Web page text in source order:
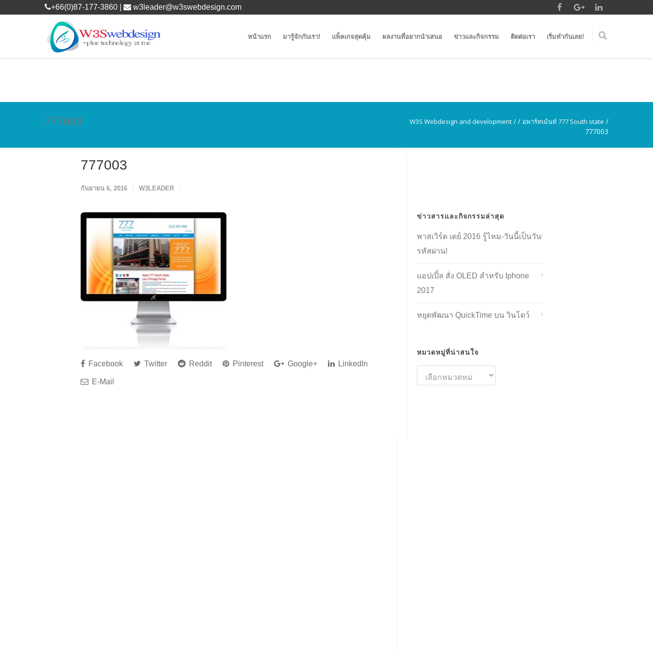
+66(0)87-177-3860 | w3leader@w3swebdesign.com
หน้าแรก มารู้จักกับเรา! แพ็คเกจสุดคุ้ม ผลงานที่อยากนำเสนอ ข่าวและกิจกรรม ติดต่อเรา เริ่มทำกันเลย!
777003 W3S Webdesign and development / / อพาร์ทเม้นท์ 777 South state /
777003
777003
กันยายน 6, 2016 W3LEADER
Facebook Twitter Reddit Pinterest Google+ LinkedIn
E-Mail
ข่าวสารและกิจกรรมล่าสุด
พาสเวิร์ด เดย์ 2016 รู้ไหม-วันนี้เป็นวัน
รหัสผ่าน!
แอปเปิ้ล สั่ง OLED สำหรับ Iphone
2017
หยุดพัฒนา QuickTime บน วินโดว์
หมวดหมู่ที่น่าสนใจ
หมวด
หมู่